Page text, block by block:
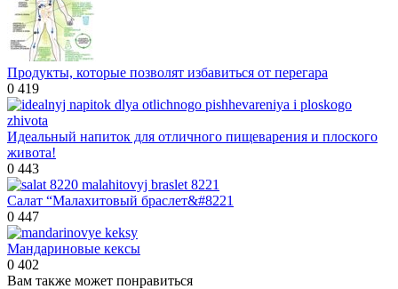
Продукты, которые позволят избавиться от перегара
0 419
Идеальный напиток для отличного пищеварения и плоского
живота!
0 443
Салат “Малахитовый браслет&#8221
0 447
Мандариновые кексы
0 402
Вам также может понравиться